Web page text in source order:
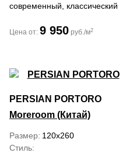
современный, классический
Цена от: 9 950 руб./м2
PERSIAN PORTORO
Moreroom (Китай)
Размер 120x260
Стиль